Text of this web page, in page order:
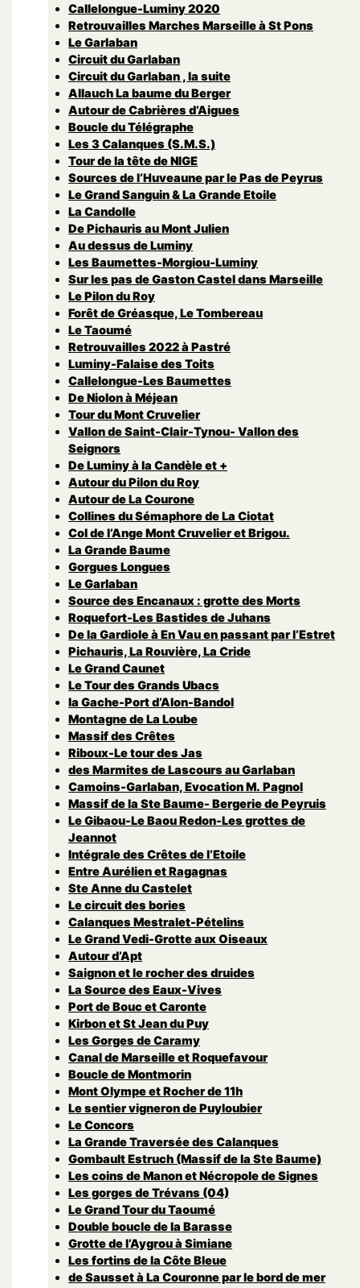
Callelongue-Luminy 2020
Retrouvailles Marches Marseille à St Pons
Le Garlaban
Circuit du Garlaban
Circuit du Garlaban , la suite
Allauch La baume du Berger
Autour de Cabrières d’Aigues
Boucle du Télégraphe
Les 3 Calanques (S.M.S.)
Tour de la tête de NIGE
Sources de l’Huveaune par le Pas de Peyrus
Le Grand Sanguin & La Grande Etoile
La Candolle
De Pichauris au Mont Julien
Au dessus de Luminy
Les Baumettes-Morgiou-Luminy
Sur les pas de Gaston Castel dans Marseille
Le Pilon du Roy
Forêt de Gréasque, Le Tombereau
Le Taoumé
Retrouvailles 2022 à Pastré
Luminy-Falaise des Toits
Callelongue-Les Baumettes
De Niolon à Méjean
Tour du Mont Cruvelier
Vallon de Saint-Clair-Tynou- Vallon des
Seignors
De Luminy à la Candèle et +
Autour du Pilon du Roy
Autour de La Courone
Collines du Sémaphore de La Ciotat
Col de l’Ange Mont Cruvelier et Brigou.
La Grande Baume
Gorgues Longues
Le Garlaban
Source des Encanaux : grotte des Morts
Roquefort-Les Bastides de Juhans
De la Gardiole à En Vau en passant par l’Estret
Pichauris, La Rouvière, La Cride
Le Grand Caunet
Le Tour des Grands Ubacs
la Gache-Port d’Alon-Bandol
Montagne de La Loube
Massif des Crêtes
Riboux-Le tour des Jas
des Marmites de Lascours au Garlaban
Camoins-Garlaban, Evocation M. Pagnol
Massif de la Ste Baume- Bergerie de Peyruis
Le Gibaou-Le Baou Redon-Les grottes de
Jeannot
Intégrale des Crêtes de l’Etoile
Entre Aurélien et Ragagnas
Ste Anne du Castelet
Le circuit des bories
Calanques Mestralet-Pételins
Le Grand Vedi-Grotte aux Oiseaux
Autour d’Apt
Saignon et le rocher des druides
La Source des Eaux-Vives
Port de Bouc et Caronte
Kirbon et St Jean du Puy
Les Gorges de Caramy
Canal de Marseille et Roquefavour
Boucle de Montmorin
Mont Olympe et Rocher de 11h
Le sentier vigneron de Puyloubier
Le Concors
La Grande Traversée des Calanques
Gombault Estruch (Massif de la Ste Baume)
Les coins de Manon et Nécropole de Signes
Les gorges de Trévans (04)
Le Grand Tour du Taoumé
Double boucle de la Barasse
Grotte de l’Aygrou à Simiane
Les fortins de la Côte Bleue
de Sausset à La Couronne par le bord de mer